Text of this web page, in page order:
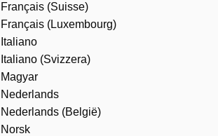
Français (Suisse)
Français (Luxembourg)
Italiano
Italiano (Svizzera)
Magyar
Nederlands
Nederlands (België)
Norsk